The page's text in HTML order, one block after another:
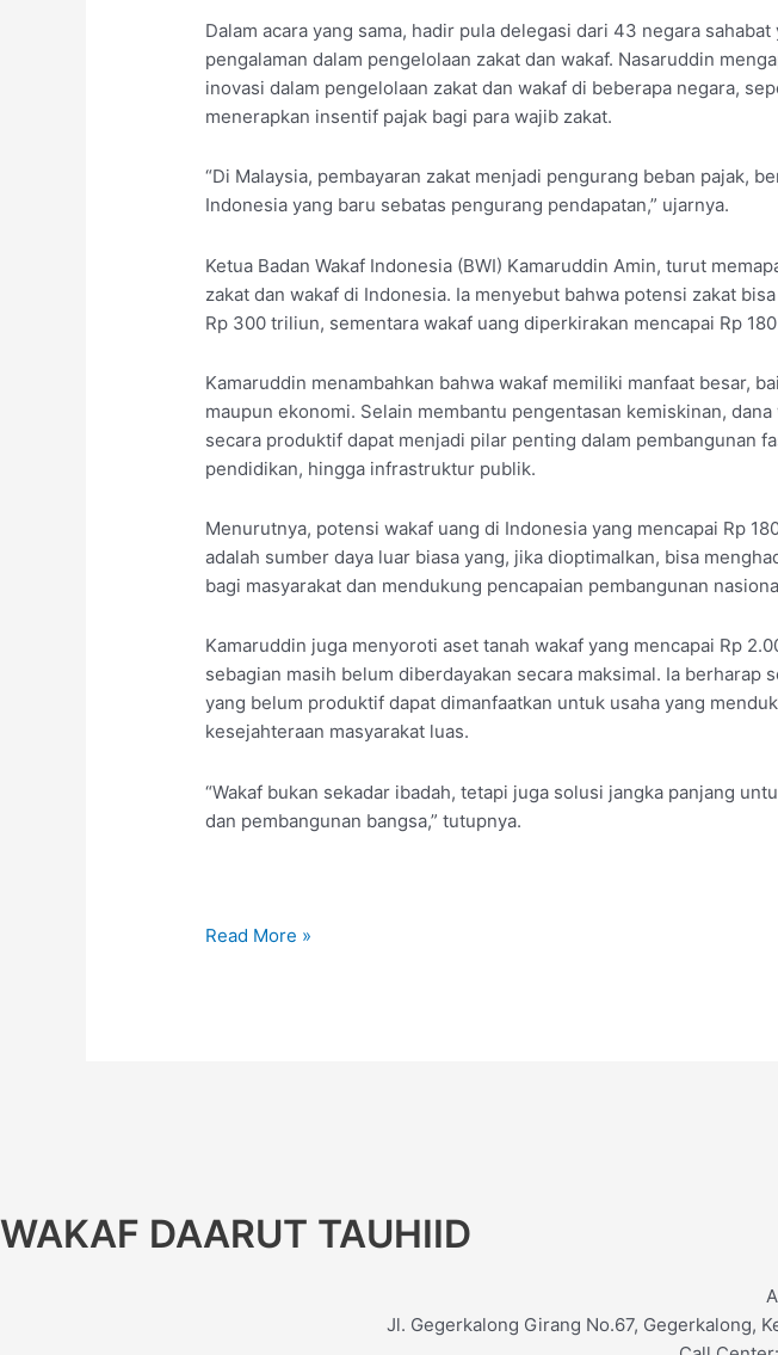
Dalam acara yang sama, hadir pula delegasi dari 43 negara sahabat
pengalaman dalam pengelolaan zakat dan wakaf. Nasaruddin
inovasi dalam pengelolaan zakat dan wakaf di beberapa negara,
menerapkan insentif pajak bagi para wajib zakat.
“Di Malaysia, pembayaran zakat menjadi pengurang beban pajak,
Indonesia yang baru sebatas pengurang pendapatan,” ujarnya.
Ketua Badan Wakaf Indonesia (BWI) Kamaruddin Amin, turut
zakat dan wakaf di Indonesia. Ia menyebut bahwa potensi zakat
Rp 300 triliun, sementara wakaf uang diperkirakan mencapai Rp
Kamaruddin menambahkan bahwa wakaf memiliki manfaat besar,
maupun ekonomi. Selain membantu pengentasan kemiskinan,
secara produktif dapat menjadi pilar penting dalam pembangunan
pendidikan, hingga infrastruktur publik.
Menurutnya, potensi wakaf uang di Indonesia yang mencapai Rp
adalah sumber daya luar biasa yang, jika dioptimalkan, bisa
bagi masyarakat dan mendukung pencapaian pembangunan
Kamaruddin juga menyoroti aset tanah wakaf yang mencapai Rp
sebagian masih belum diberdayakan secara maksimal. Ia berharap
yang belum produktif dapat dimanfaatkan untuk usaha yang
kesejahteraan masyarakat luas.
“Wakaf bukan sekadar ibadah, tetapi juga solusi jangka panjang
dan pembangunan bangsa,” tutupnya.
Read More »
WAKAF DAARUT TAUHIID
Jl. Gegerkalong Girang No.67, Gegerkalong,